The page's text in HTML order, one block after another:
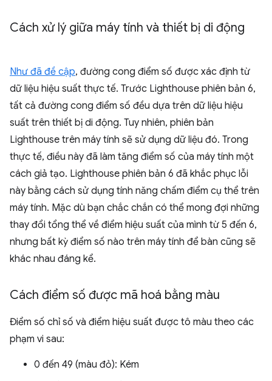
Cách xử lý giữa máy tính và thiết bị di động
Như đã đề cập, đường cong điểm số được xác định từ
dữ liệu hiệu suất thực tế. Trước Lighthouse phiên bản 6,
tất cả đường cong điểm số đều dựa trên dữ liệu hiệu
suất trên thiết bị di động. Tuy nhiên, phiên bản
Lighthouse trên máy tính sẽ sử dụng dữ liệu đó. Trong
thực tế, điều này đã làm tăng điểm số của máy tính một
cách giả tạo. Lighthouse phiên bản 6 đã khắc phục lỗi
này bằng cách sử dụng tính năng chấm điểm cụ thể trên
máy tính. Mặc dù bạn chắc chắn có thể mong đợi những
thay đổi tổng thể về điểm hiệu suất của mình từ 5 đến 6,
nhưng bất kỳ điểm số nào trên máy tính để bàn cũng sẽ
khác nhau đáng kể.
Cách điểm số được mã hoá bằng màu
Điểm số chỉ số và điểm hiệu suất được tô màu theo các
phạm vi sau:
0 đến 49 (màu đỏ): Kém